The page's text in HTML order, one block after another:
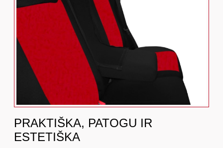
PRAKTIŠKA, PATOGU IR
ESTETIŠKA